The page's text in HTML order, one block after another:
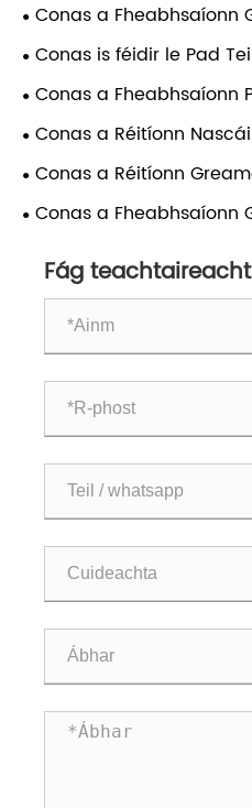
Conas a Fheabhsaíonn
Charr Feidhmíocht Do
Conas is féidir le Pad
Feidhmíocht Do Ghléis a
Conas a Fheabhsaíonn
an Diomailt Teasa i
Conas a Réitíonn
Epocsa na Dúshláin
Conas a Réitíonn
Dúshláin Nascála?
Conas a Fheabhsaíonn
Fág